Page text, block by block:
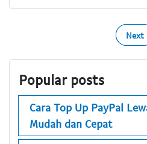
Next
Popular posts
Cara Top Up PayPal
Mudah dan Cepat